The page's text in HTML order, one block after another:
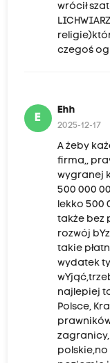
wrócił
czegoś
E
Ehh
2025-12-17
A żeby
firma,,
wygranej
500 000
lekko 500
także bez
rozwój
takie
wydatek
najlepiej
Polsce,